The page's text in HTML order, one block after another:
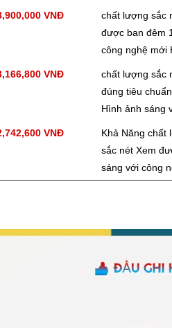
VNĐ
chất lượng sắc
được ban đêm
công nghệ mới
VNĐ
chất lượng sắc
đúng tiêu
Hình ảnh sáng
VNĐ
Khả Năng chất
sắc nét Xem
sáng với công